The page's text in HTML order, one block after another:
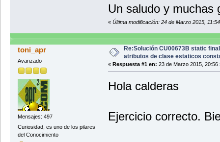
Un saludo y muchas
« Última modificación: 24 de Marzo 2015,
toni_apr
Avanzado
Mensajes: 497
Curiosidad, es uno de los pilares
del Conocimiento
Re:Solución CU00673B static
atributos de clase estaticos
« Respuesta #1 en: 23 de Marzo 2015, 20:56
Hola calderas
Ejercicio correcto.